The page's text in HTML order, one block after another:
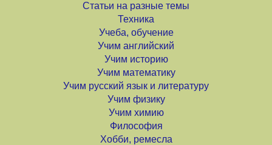
Статьи на разные темы
Техника
Учеба, обучение
Учим английский
Учим историю
Учим математику
Учим русский язык и литературу
Учим физику
Учим химию
Философия
Хобби, ремесла